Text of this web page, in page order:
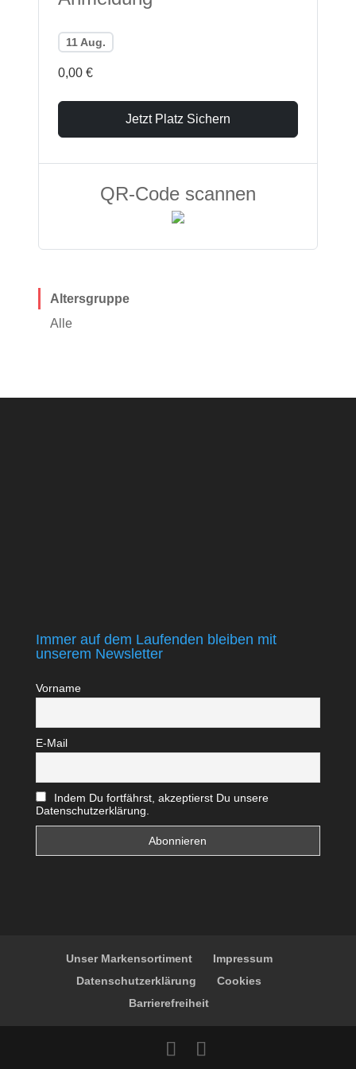
11 Aug.
0,00 €
Jetzt Platz Sichern
QR-Code scannen
Altersgruppe
Alle
Immer auf dem Laufenden bleiben mit
unserem Newsletter
Vorname
E-Mail
Indem Du fortfährst, akzeptierst Du unsere
Datenschutzerklärung.
Unser Markensortiment
Impressum
Datenschutzerklärung
Cookies
Barrierefreiheit